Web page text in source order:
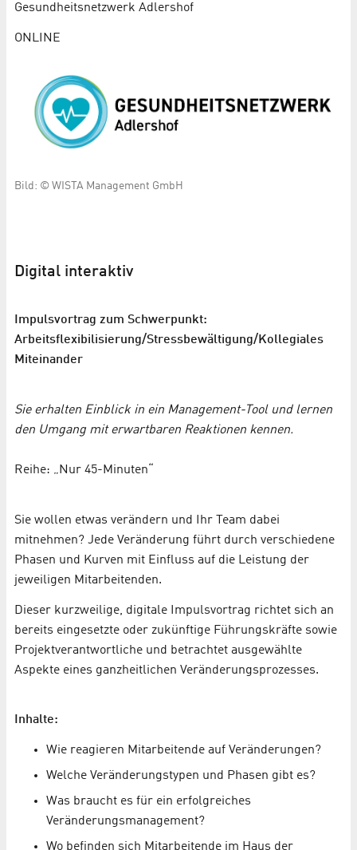
Gesundheits­netzwerk Adlershof
ONLINE
Bild: © WISTA Management GmbH
Digital interaktiv
Impulsvortrag zum Schwerpunkt:
Arbeitsflexibilisierung/Stressbewältigung/Kollegiales
Miteinander
Sie erhalten Einblick in ein Management-Tool und lernen
den Umgang mit erwartbaren Reaktionen kennen.
Reihe: „Nur 45-Minuten“
Sie wollen etwas verändern und Ihr Team dabei
mitnehmen? Jede Veränderung führt durch verschiedene
Phasen und Kurven mit Einfluss auf die Leistung der
jeweiligen Mitarbeitenden.
Dieser kurzweilige, digitale Impulsvortrag richtet sich an
bereits eingesetzte oder zukünftige Führungskräfte sowie
Projektverantwortliche und betrachtet ausgewählte
Aspekte eines ganzheitlichen Veränderungsprozesses.
Inhalte:
Wie reagieren Mitarbeitende auf Veränderungen?
Welche Veränderungstypen und Phasen gibt es?
Was braucht es für ein erfolgreiches
Veränderungsmanagement?
Wo befinden sich Mitarbeitende im Haus der